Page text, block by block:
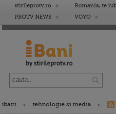
stirileprotv.ro Romania, te
PROTV NEWS
VOYO
ibani tehnologie si media